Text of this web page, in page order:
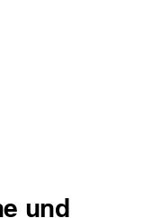
und